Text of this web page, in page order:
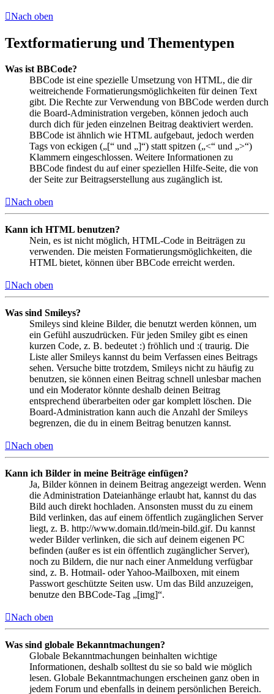
Nach oben
Textformatierung und Thementypen
Was ist BBCode?
BBCode ist eine spezielle Umsetzung von HTML, die dir
weitreichende Formatierungsmöglichkeiten für deinen Text
gibt. Die Rechte zur Verwendung von BBCode werden durch
die Board-Administration vergeben, können jedoch auch
durch dich für jeden einzelnen Beitrag deaktiviert werden.
BBCode ist ähnlich wie HTML aufgebaut, jedoch werden
Tags von eckigen („[“ und „]“) statt spitzen („<“ und „>“)
Klammern eingeschlossen. Weitere Informationen zu
BBCode findest du auf einer speziellen Hilfe-Seite, die von
der Seite zur Beitragserstellung aus zugänglich ist.
Nach oben
Kann ich HTML benutzen?
Nein, es ist nicht möglich, HTML-Code in Beiträgen zu
verwenden. Die meisten Formatierungsmöglichkeiten, die
HTML bietet, können über BBCode erreicht werden.
Nach oben
Was sind Smileys?
Smileys sind kleine Bilder, die benutzt werden können, um
ein Gefühl auszudrücken. Für jeden Smiley gibt es einen
kurzen Code, z. B. bedeutet :) fröhlich und :( traurig. Die
Liste aller Smileys kannst du beim Verfassen eines Beitrags
sehen. Versuche bitte trotzdem, Smileys nicht zu häufig zu
benutzen, sie können einen Beitrag schnell unlesbar machen
und ein Moderator könnte deshalb deinen Beitrag
entsprechend überarbeiten oder gar komplett löschen. Die
Board-Administration kann auch die Anzahl der Smileys
begrenzen, die du in einem Beitrag benutzen kannst.
Nach oben
Kann ich Bilder in meine Beiträge einfügen?
Ja, Bilder können in deinem Beitrag angezeigt werden. Wenn
die Administration Dateianhänge erlaubt hat, kannst du das
Bild auch direkt hochladen. Ansonsten musst du zu einem
Bild verlinken, das auf einem öffentlich zugänglichen Server
liegt, z. B. http://www.domain.tld/mein-bild.gif. Du kannst
weder Bilder verlinken, die sich auf deinem eigenen PC
befinden (außer es ist ein öffentlich zugänglicher Server),
noch zu Bildern, die nur nach einer Anmeldung verfügbar
sind, z. B. Hotmail- oder Yahoo-Mailboxen, mit einem
Passwort geschützte Seiten usw. Um das Bild anzuzeigen,
benutze den BBCode-Tag „[img]“.
Nach oben
Was sind globale Bekanntmachungen?
Globale Bekanntmachungen beinhalten wichtige
Informationen, deshalb solltest du sie so bald wie möglich
lesen. Globale Bekanntmachungen erscheinen ganz oben in
jedem Forum und ebenfalls in deinem persönlichen Bereich.